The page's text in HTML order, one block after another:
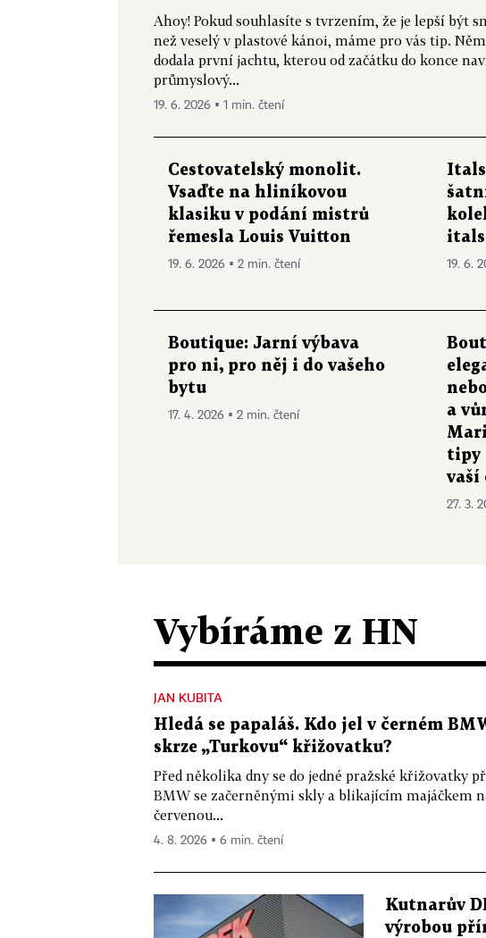
Ahoy! Pokud souhlasíte s tvrzením, že je lepší být
než veselý v plastové kánoi, máme pro vás tip.
dodala první jachtu, kterou od začátku do konce
průmyslový...
19. 6. 2026 ▪ 1 min. čtení
Cestovatelský monolit.
Vsaďte na hliníkovou
klasiku v podání mistrů
řemesla Louis Vuitton
19. 6. 2026 ▪ 2 min. čtení 19. 6.
Boutique: Jarní výbava
pro ni, pro něj i do vašeho
bytu
17. 4. 2026 ▪ 2 min. čtení
a
tipy
vaší
27. 3.
Vybíráme z HN
JAN KUBITA
Hledá se papaláš. Kdo jel v černém
skrze „Turkovu“ křižovatku?
Před několika dny se do jedné pražské křižovatky
BMW se začerněnými skly a blikajícím majáčkem
červenou...
4. 8. 2026 ▪ 6 min. čtení
Kutnarův
výrobou